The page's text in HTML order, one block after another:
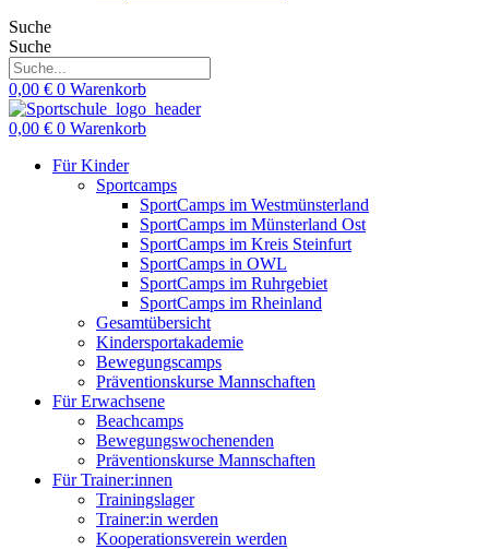
Suche
Suche
0,00 € 0 Warenkorb
0,00 € 0 Warenkorb
Für Kinder
Sportcamps
SportCamps im Westmünsterland
SportCamps im Münsterland Ost
SportCamps im Kreis Steinfurt
SportCamps in OWL
SportCamps im Ruhrgebiet
SportCamps im Rheinland
Gesamtübersicht
Kindersportakademie
Bewegungscamps
Präventionskurse Mannschaften
Für Erwachsene
Beachcamps
Bewegungswochenenden
Präventionskurse Mannschaften
Für Trainer:innen
Trainingslager
Trainer:in werden
Kooperationsverein werden